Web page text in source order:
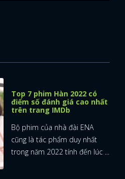
Top 7 phim Hàn 2022 có
điểm số đánh giá cao nhất
trên trang IMDb
Bộ phim của nhà đài ENA
cũng là tác phẩm duy nhất
trong năm 2022 tính đến lúc ...